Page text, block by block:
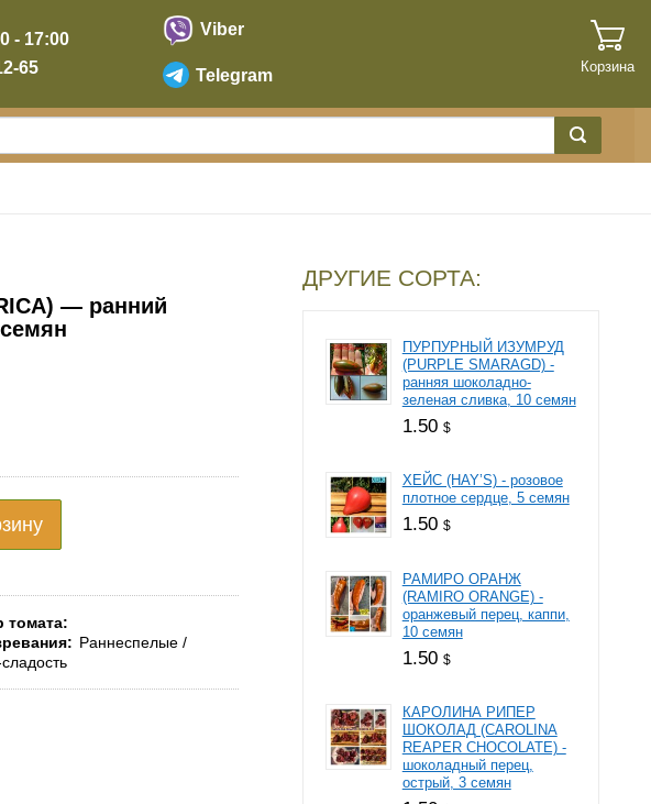
- 17:00
65
Viber
Telegram Корзина
— ранний
томата
Раннеспелые
ДРУГИЕ СОРТА:
ПУРПУРНЫЙ ИЗУМРУД
(PURPLE SMARAGD) -
ранняя шоколадно-
зеленая сливка, 10 семян
1.50 $
ХЕЙС (HAY’S) - розовое
плотное сердце, 5 семян
1.50 $
РАМИРО ОРАНЖ
(RAMIRO ORANGE) -
оранжевый перец, каппи,
10 семян
1.50 $
КАРОЛИНА РИПЕР
ШОКОЛАД (CAROLINA
REAPER CHOCOLATE) -
шоколадный перец,
острый, 3 семян